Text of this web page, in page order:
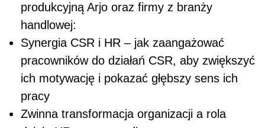
produkcyjną Arjo oraz firmy z branży
handlowej:
Synergia CSR i HR – jak zaangażować
pracowników do działań CSR, aby zwiększyć
ich motywację i pokazać głębszy sens ich
pracy
Zwinna transformacja organizacji a rola